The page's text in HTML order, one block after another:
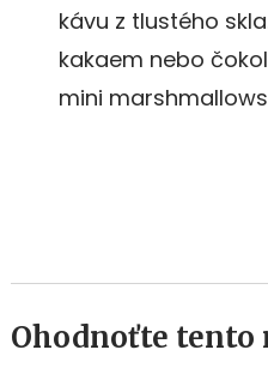
kávu z tlustého
kakaem nebo
mini
Ohodnoťte tento